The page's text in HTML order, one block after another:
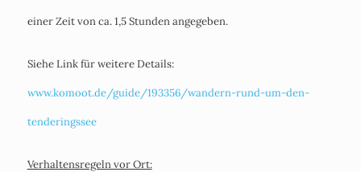
einer Zeit von ca. 1,5 Stunden angegeben.
Siehe Link für weitere Details:
www.komoot.de/guide/193356/wandern-rund-um-den-
tenderingssee
Verhaltensregeln vor Ort: